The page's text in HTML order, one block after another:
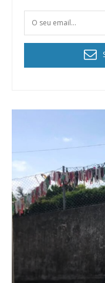
Planos
Faça-se assinante do
Sendo assinante terá